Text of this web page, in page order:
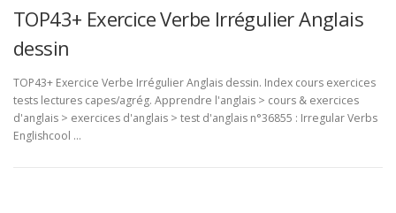
TOP43+ Exercice Verbe Irrégulier Anglais
dessin
TOP43+ Exercice Verbe Irrégulier Anglais dessin. Index cours exercices
tests lectures capes/agrég. Apprendre l'anglais > cours & exercices
d'anglais > exercices d'anglais > test d'anglais n°36855 : Irregular Verbs
Englishcool …